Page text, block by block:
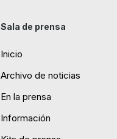
Sala de prensa
Inicio
Archivo de noticias
En la prensa
Información